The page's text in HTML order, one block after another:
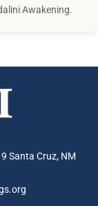
Awakening.
Santa Cruz, NM